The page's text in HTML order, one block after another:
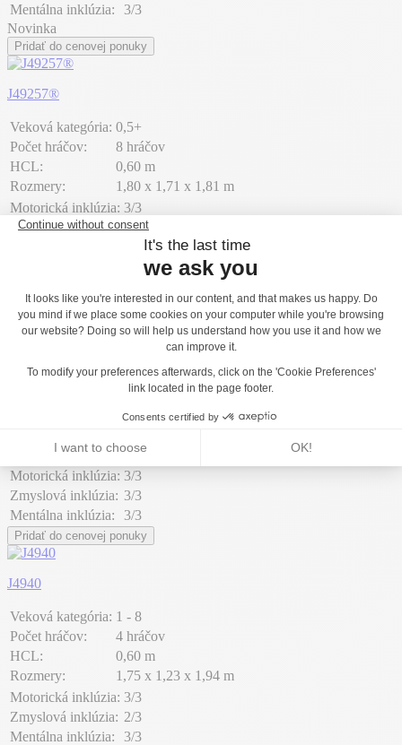
Mentálna inklúzia:
3/3
Novinka
Pridať do cenovej ponuky
J49257®
Veková kategória: 0,5+
Počet hráčov:
8 hráčov
HCL:
0,60 m
Rozmery:
1,80 x 1,71 x 1,81 m
Motorická inklúzia: 3/3
Zmyslová inklúzia: 3/3
J3426®
1+
1 hráč
Rozmery:
1,14 x 0,26 x 1,40 m
Motorická inklúzia: 3/3
Zmyslová inklúzia: 3/3
Mentálna inklúzia:
3/3
Pridať do cenovej ponuky
J4940
Veková kategória: 1 - 8
Počet hráčov:
4 hráčov
HCL:
0,60 m
Rozmery:
1,75 x 1,23 x 1,94 m
Motorická inklúzia: 3/3
Zmyslová inklúzia: 2/3
Mentálna inklúzia:
3/3